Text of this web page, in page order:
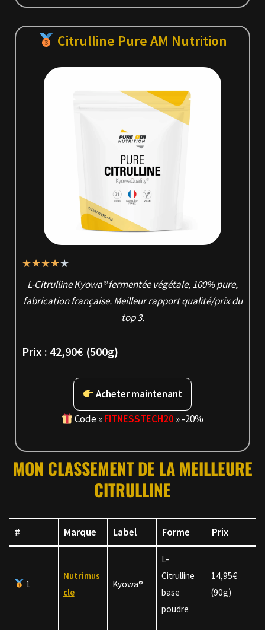
Citrulline Pure AM Nutrition
★★★★★
L-Citrulline Kyowa® fermentée végétale, 100% pure,
fabrication française. Meilleur rapport qualité/prix du
top 3.
Prix : 42,90€ (500g)
Acheter maintenant
Code «FITNESSTECH20 » -20%
MON CLASSEMENT DE LA MEILLEURE
CITRULLINE
# Marque Label Forme Prix
1
Nutrimus
cle
Kyowa®
L-
Citrulline
base
poudre
14,95€
(90g)